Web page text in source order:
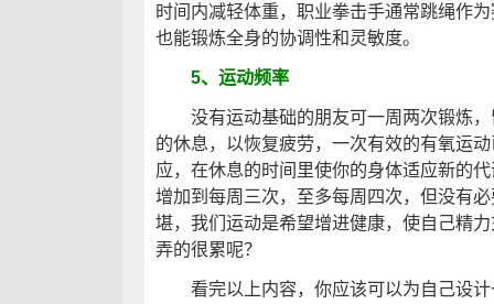
时间内减轻体重，职业拳击手通常跳绳作
也能锻炼全身的协调性和灵敏度。
5、运动频率
没有运动基础的朋友可一周两次锻炼，
的休息，以恢复疲劳，一次有效的有氧运
应，在休息的时间里使你的身体适应新的
增加到每周三次，至多每周四次，但没有
堪，我们运动是希望增进健康，使自己精
弄的很累呢？
看完以上内容，你应该可以为自己设计